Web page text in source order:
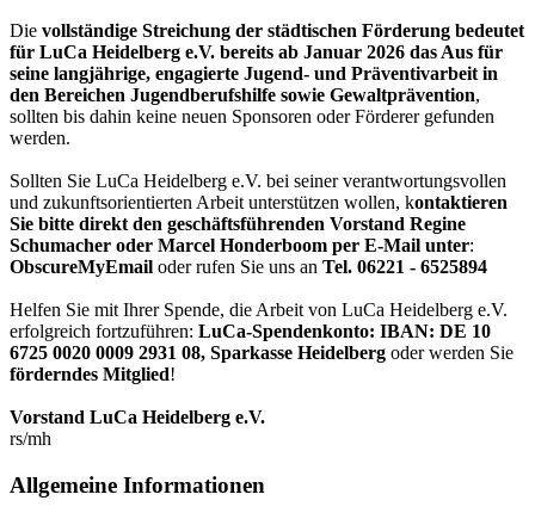
Die vollständige Streichung der städtischen Förderung bedeutet
für LuCa Heidelberg e.V. bereits ab Januar 2026 das Aus für
seine langjährige, engagierte Jugend- und Präventivarbeit in
den Bereichen Jugendberufshilfe sowie Gewaltprävention,
sollten bis dahin keine neuen Sponsoren oder Förderer gefunden
werden.
Sollten Sie LuCa Heidelberg e.V. bei seiner verantwortungsvollen
und zukunftsorientierten Arbeit unterstützen wollen, kontaktieren
Sie bitte direkt den geschäftsführenden Vorstand Regine
Schumacher oder Marcel Honderboom per E-Mail unter:
ObscureMyEmail oder rufen Sie uns an Tel. 06221 - 6525894
Helfen Sie mit Ihrer Spende, die Arbeit von LuCa Heidelberg e.V.
erfolgreich fortzuführen: LuCa-Spendenkonto: IBAN: DE 10
6725 0020 0009 2931 08, Sparkasse Heidelberg oder werden Sie
förderndes Mitglied!
Vorstand LuCa Heidelberg e.V.
rs/mh
Allgemeine Informationen